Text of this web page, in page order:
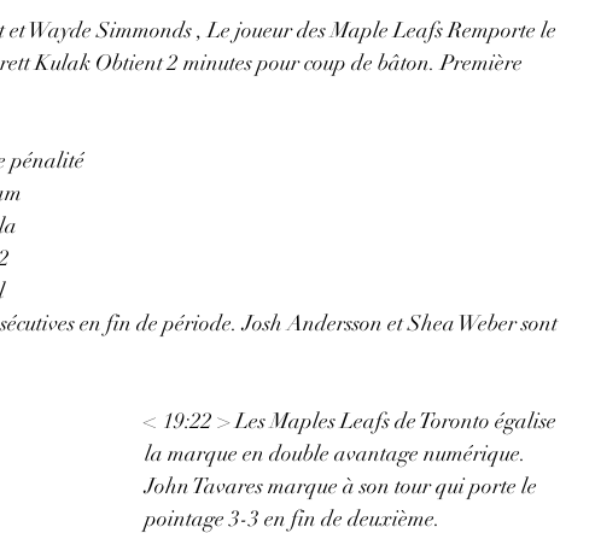
Wayde Simmonds , Le joueur des Maple Leafs Remporte le
Kulak Obtient 2 minutes pour coup de bâton. Première
pénalité
en fin de période. Josh Andersson et Shea Weber sont
< 19:22 > Les Maples Leafs de Toronto égalise
la marque en double avantage numérique.
John Tavares marque à son tour qui porte le
pointage 3-3 en fin de deuxième.